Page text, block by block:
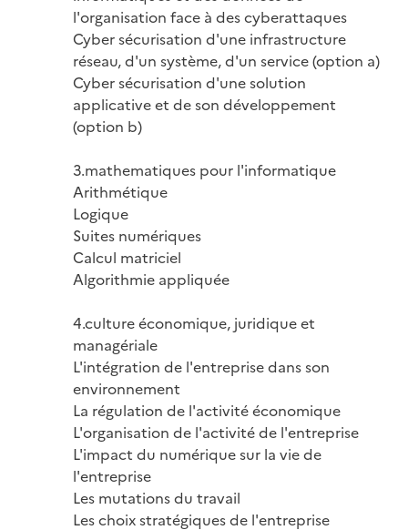
l'organisation face à des cyberattaques
Cyber sécurisation d'une infrastructure
réseau, d'un système, d'un service (option a)
Cyber sécurisation d'une solution
applicative et de son développement
(option b)
3.mathematiques pour l'informatique
Arithmétique
Logique
Suites numériques
Calcul matriciel
Algorithmie appliquée
4.culture économique, juridique et
managériale
L'intégration de l'entreprise dans son
environnement
La régulation de l'activité économique
L'organisation de l'activité de l'entreprise
L'impact du numérique sur la vie de
l'entreprise
Les mutations du travail
Les choix stratégiques de l'entreprise